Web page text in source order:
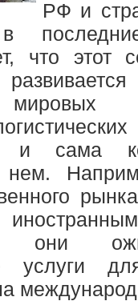
РФ и
что этот
и сама
нем.
они
услуги